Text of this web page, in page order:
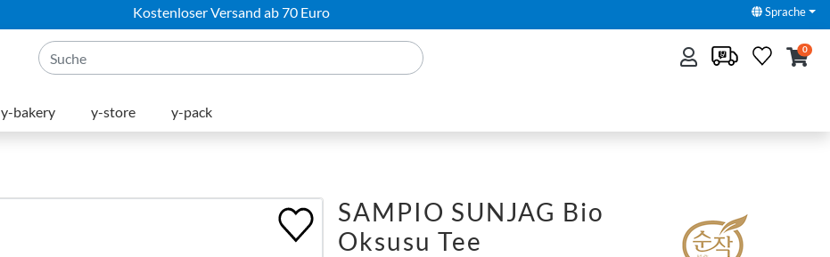
Kostenloser Versand ab 70 Euro Sprache
0
y-bakery y-store y-pack
SAMPIO SUNJAG Bio
Oksusu Tee